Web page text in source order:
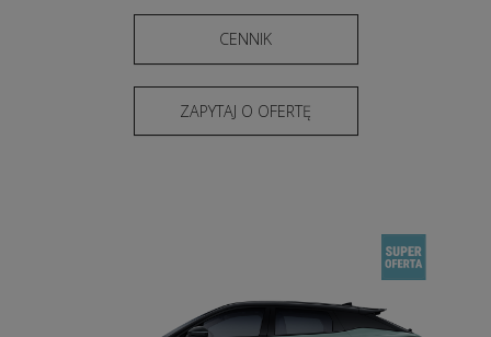
CENNIK
ZAPYTAJ O OFERTĘ